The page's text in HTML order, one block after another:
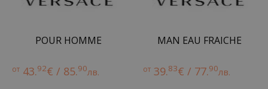
POUR HOMME
от 43.92€ / 85.90лв.
MAN EAU FRAICHE
от 39.83€ / 77.90лв.